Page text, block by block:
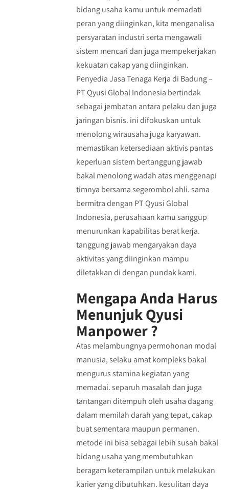
bidang usaha kamu untuk memadati
peran yang diinginkan, kita menganalisa
persyaratan industri serta mengawali
sistem mencari dan juga mempekerjakan
kekuatan cakap yang diinginkan.
Penyedia Jasa Tenaga Kerja di Badung –
PT Qyusi Global Indonesia bertindak
sebagai jembatan antara pelaku dan juga
jaringan bisnis. ini difokuskan untuk
menolong wirausaha juga karyawan.
memastikan ketersediaan aktivis pantas
keperluan sistem bertanggung jawab
bakal menolong wadah atas menggenapi
timnya bersama segerombol ahli. sama
bermitra dengan PT Qyusi Global
Indonesia, perusahaan kamu sanggup
menurunkan kapabilitas berat kerja.
tanggung jawab mengaryakan daya
aktivitas yang diinginkan mampu
diletakkan di dengan pundak kami.
Mengapa Anda Harus
Menunjuk Qyusi
Manpower ?
Atas melambungnya permohonan modal
manusia, selaku amat kompleks bakal
mengurus stamina kegiatan yang
memadai. separuh masalah dan juga
tantangan ditempuh oleh usaha dagang
dalam memilah darah yang tepat, cakap
buat sementara maupun permanen.
metode ini bisa sebagai lebih susah bakal
bidang usaha yang membutuhkan
beragam keterampilan untuk melakukan
karier yang dibutuhkan. kesulitan daya